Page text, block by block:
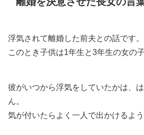
浮気されて離婚した前夫との話です。
このとき子供は1年生と3年生の女の
彼がいつから浮気をしていたかは、
ん。
気が付いたらよく一人で出かけるよう